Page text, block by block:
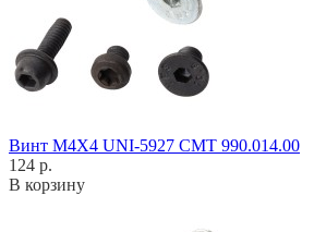
Винт M4X4 UNI-5927 CMT 990.014.00
124 р.
В корзину